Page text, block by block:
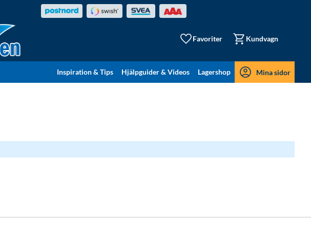
Favoriter Kundvagn
Inspiration & Tips Hjälpguider & Videos Lagershop Mina sidor